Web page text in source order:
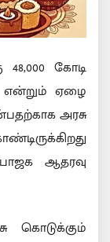
கோடி
என்றும் ஏழை
அரசு
ஆதரவு
கொடுக்கும்